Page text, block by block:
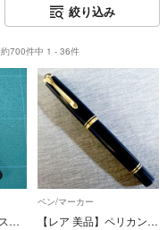
絞り込み
約700件中 1 - 36件
pelikan 400 トータス トートイス ブラウン 万年筆 ペリカン 茶縞
ペン/マーカー
【レア 美品】ペリカン 万年筆 Ｍ８００ ＢＢ 旧型 ヒナ２羽 ブラック